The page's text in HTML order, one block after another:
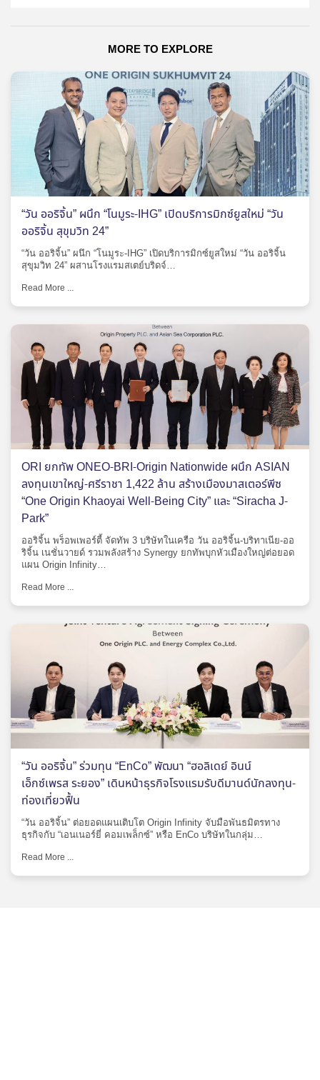
MORE TO EXPLORE
“วัน ออริจิ้น” ผนึก “โนมูระ-IHG” เปิดบริการมิกซ์ยูสใหม่ “วัน
ออริจิ้น สุขุมวิท 24”
“วัน ออริจิ้น” ผนึก “โนมูระ-IHG” เปิดบริการมิกซ์ยูสใหม่ “วัน ออริจิ้น
สุขุมวิท 24” ผสานโรงแรมสเตย์บริดจ์…
Read More ...
ORI ยกทัพ ONEO-BRI-Origin Nationwide ผนึก ASIAN
ลงทุนเขาใหญ่-ศรีราชา 1,422 ล้าน สร้างเมืองมาสเตอร์พีซ
“One Origin Khaoyai Well-Being City” และ “Siracha J-
Park”
ออริจิ้น พร็อพเพอร์ตี้ จัดทัพ 3 บริษัทในเครือ วัน ออริจิ้น-บริทาเนีย-ออ
ริจิ้น เนชั่นวายด์ รวมพลังสร้าง Synergy ยกทัพบุกหัวเมืองใหญ่ต่อยอด
แผน Origin Infinity…
Read More ...
“วัน ออริจิ้น” ร่วมทุน “EnCo” พัฒนา “ฮอลิเดย์ อินน์
เอ็กซ์เพรส ระยอง” เดินหน้าธุรกิจโรงแรมรับดีมานด์นักลงทุน-
ท่องเที่ยวฟื้น
“วัน ออริจิ้น” ต่อยอดแผนเติบโต Origin Infinity จับมือพันธมิตรทาง
ธุรกิจกับ “เอนเนอร์ยี่ คอมเพล็กซ์” หรือ EnCo บริษัทในกลุ่ม…
Read More ...